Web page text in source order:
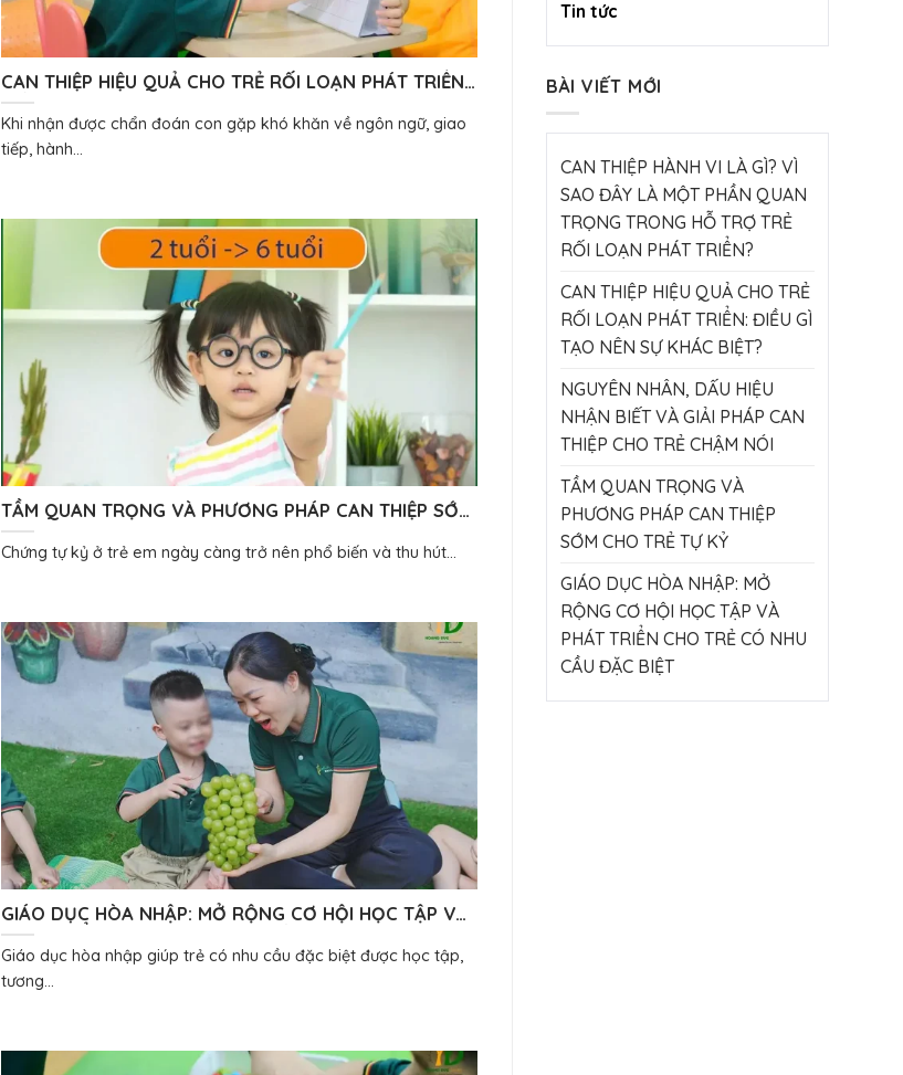
CAN THIỆP HIỆU QUẢ CHO TRẺ RỐI LOẠN PHÁT TRIỂN:
ĐIỀU GÌ TẠO NÊN SỰ KHÁC BIỆT?
Khi nhận được chẩn đoán con gặp khó khăn về ngôn ngữ, giao
tiếp, hành...
TẦM QUAN TRỌNG VÀ PHƯƠNG PHÁP CAN THIỆP SỚM
CHO TRẺ TỰ KỶ
Chứng tự kỷ ở trẻ em ngày càng trở nên phổ biến và thu hút...
GIÁO DỤC HÒA NHẬP: MỞ RỘNG CƠ HỘI HỌC TẬP VÀ
PHÁT TRIỂN CHO TRẺ CÓ NHU CẦU ĐẶC BIỆT
Giáo dục hòa nhập giúp trẻ có nhu cầu đặc biệt được học tập,
tương...
Tin tức
BÀI VIẾT MỚI
CAN THIỆP HÀNH VI LÀ GÌ? VÌ
SAO ĐÂY LÀ MỘT PHẦN QUAN
TRỌNG TRONG HỖ TRỢ TRẺ
RỐI LOẠN PHÁT TRIỂN?
CAN THIỆP HIỆU QUẢ CHO TRẺ
RỐI LOẠN PHÁT TRIỂN: ĐIỀU GÌ
TẠO NÊN SỰ KHÁC BIỆT?
NGUYÊN NHÂN, DẤU HIỆU
NHẬN BIẾT VÀ GIẢI PHÁP CAN
THIỆP CHO TRẺ CHẬM NÓI
TẦM QUAN TRỌNG VÀ
PHƯƠNG PHÁP CAN THIỆP
SỚM CHO TRẺ TỰ KỶ
GIÁO DỤC HÒA NHẬP: MỞ
RỘNG CƠ HỘI HỌC TẬP VÀ
PHÁT TRIỂN CHO TRẺ CÓ NHU
CẦU ĐẶC BIỆT